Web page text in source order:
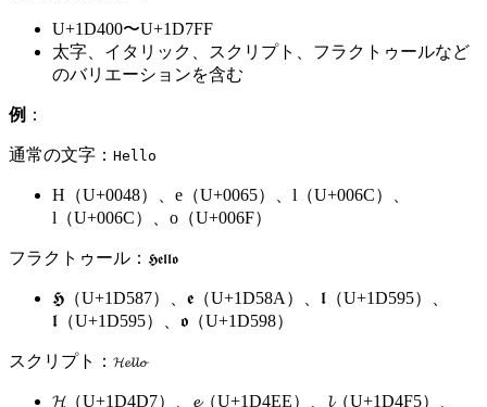
U+1D400〜U+1D7FF
太字、イタリック、スクリプト、フラクトゥールなど
のバリエーションを含む
例 ：
通常の文字： Hello
H（U+0048）、e（U+0065）、l（U+006C）、
l（U+006C）、o（U+006F）
フラクトゥール： 𝕳𝖊𝖑𝖑𝖔
𝕳（U+1D587）、𝖊（U+1D58A）、𝖑（U+1D595）、
𝖑（U+1D595）、𝖔（U+1D598）
スクリプト： 𝓗𝓮𝓵𝓵𝓸
𝓗（U+1D4D7）、𝓮（U+1D4EE）、𝓵（U+1D4F5）、